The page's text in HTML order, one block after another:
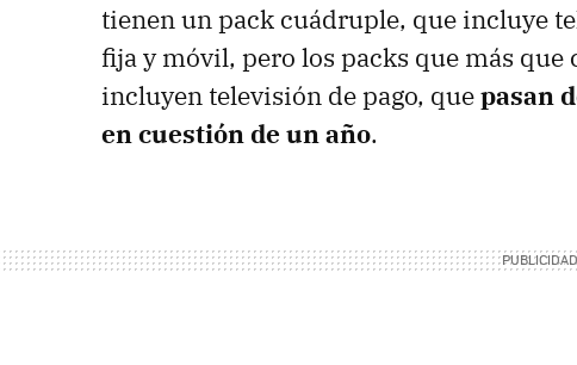
tienen un pack cuádruple, que incluye
fija y móvil, pero los packs que más
incluyen televisión de pago, quepasan
en cuestión de un año.